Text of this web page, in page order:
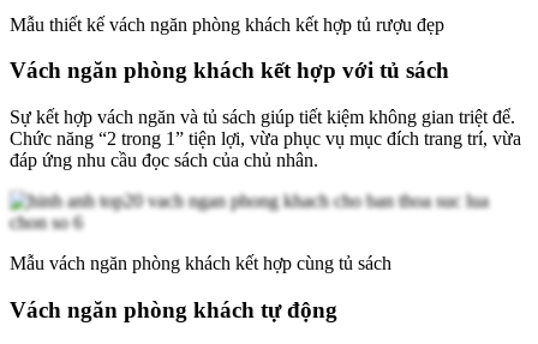
Mẫu thiết kế vách ngăn phòng khách kết hợp tủ rượu đẹp
Vách ngăn phòng khách kết hợp với tủ sách
Sự kết hợp vách ngăn và tủ sách giúp tiết kiệm không gian triệt để.
Chức năng “2 trong 1” tiện lợi, vừa phục vụ mục đích trang trí, vừa
đáp ứng nhu cầu đọc sách của chủ nhân.
Mẫu vách ngăn phòng khách kết hợp cùng tủ sách
Vách ngăn phòng khách tự động